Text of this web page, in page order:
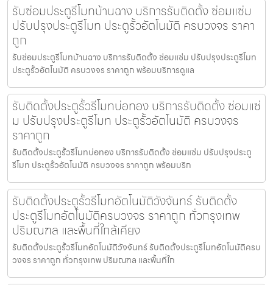
รับซ่อมประตูรีโมทบ้านฉาง บริการรับติดตั้ง ซ่อมแซ่ม
ปรับปรุงประตูรีโมท ประตูรั้วอัตโนมัติ ครบวงจร ราคา
ถูก
รับซ่อมประตูรีโมทบ้านฉาง บริการรับติดตั้ง ซ่อมแซ่ม ปรับปรุงประตูรีโมท
ประตูรั้วอัตโนมัติ ครบวงจร ราคาถูก พร้อมบริการดูแล
รับติดตั้งประตูรั้วรีโมทบ่อทอง บริการรับติดตั้ง ซ่อมแซ่
ม ปรับปรุงประตูรีโมท ประตูรั้วอัตโนมัติ ครบวงจร
ราคาถูก
รับติดตั้งประตูรั้วรีโมทบ่อทอง บริการรับติดตั้ง ซ่อมแซ่ม ปรับปรุงประตู
รีโมท ประตูรั้วอัตโนมัติ ครบวงจร ราคาถูก พร้อมบริก
รับติดตั้งประตูรั้วรีโมทอัตโนมัติวังจันทร์ รับติดตั้ง
ประตูรีโมทอัตโนมัติครบวงจร ราคาถูก ทั่วกรุงเทพ
ปริมณฑล และพื้นที่ใกล้เคียง
รับติดตั้งประตูรั้วรีโมทอัตโนมัติวังจันทร์ รับติดตั้งประตูรีโมทอัตโนมัติครบ
วงจร ราคาถูก ทั่วกรุงเทพ ปริมณฑล และพื้นที่ใก